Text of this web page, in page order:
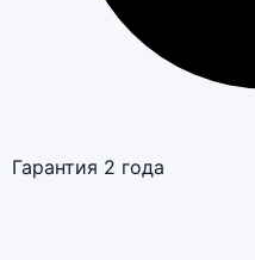
Гарантия 2 года